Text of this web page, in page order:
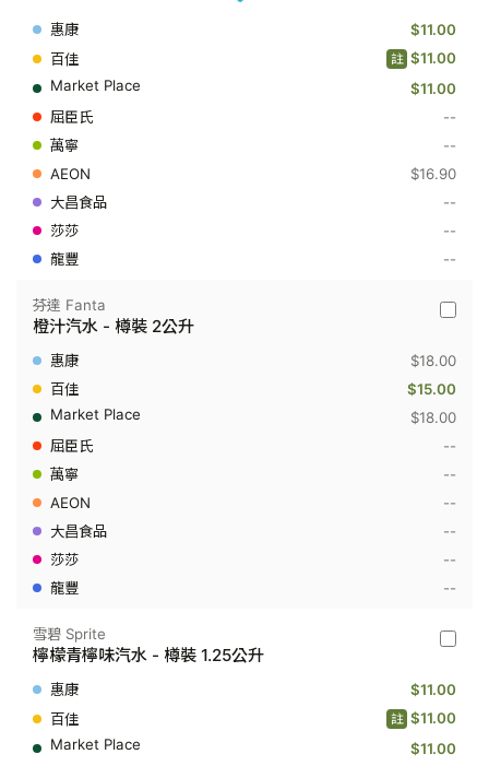
樂
Coca
Cola
零
樂
樽
公
$11.00
$11.00
註
$11.00
--
--
$16.90
--
--
--
芬
Fanta
-
橙
汽
樽
公
芬達 Fanta
橙汁汽水 - 樽裝 2公升
$18.00
$15.00
$18.00
--
--
--
--
--
--
雪
Sprite
-
檸
青
雪碧 Sprite
檸檬青檸味汽水 - 樽裝 1.25公升
$11.00
$11.00
註
$11.00